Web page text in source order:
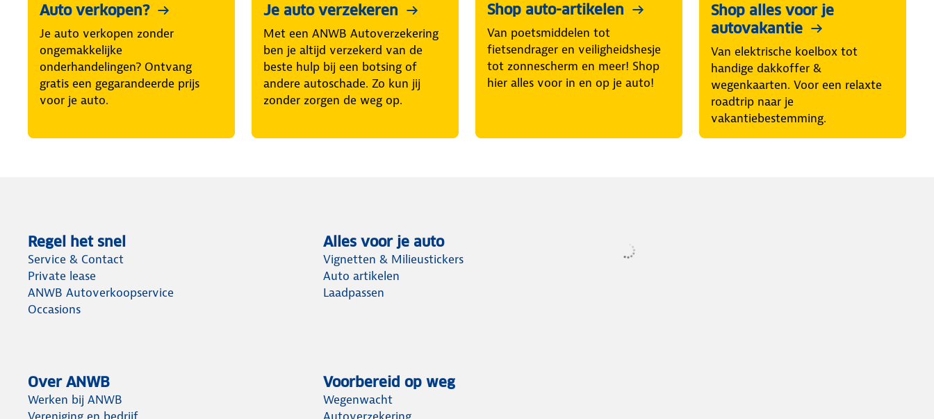
Auto verkopen?
Je auto verkopen zonder
ongemakkelijke
onderhandelingen? Ontvang
gratis een gegarandeerde prijs
voor je auto.
Je auto verzekeren
Met een ANWB Autoverzekering
ben je altijd verzekerd van de
beste hulp bij een botsing of
andere autoschade. Zo kun jij
zonder zorgen de weg op.
Shop auto-artikelen
Van poetsmiddelen tot
fietsendrager en veiligheidshesje
tot zonnescherm en meer! Shop
hier alles voor in en op je auto!
Shop alles voor je
autovakantie
Van elektrische koelbox tot
handige dakkoffer &
wegenkaarten. Voor een relaxte
roadtrip naar je
vakantiebestemming.
Regel het snel
Service & Contact
Private lease
ANWB Autoverkoopservice
Occasions
Alles voor je auto
Vignetten & Milieustickers
Auto artikelen
Laadpassen
Over ANWB
Werken bij ANWB
Voorbereid op weg
Wegenwacht